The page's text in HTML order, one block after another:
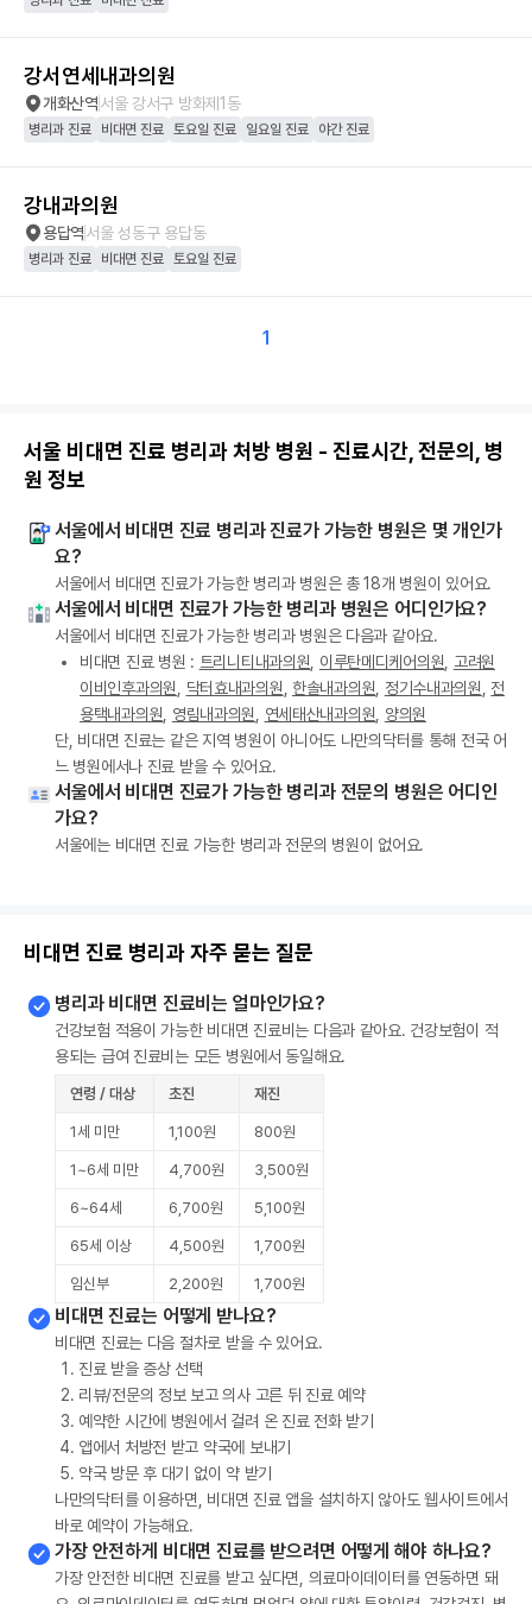
강서연세내과의원
개화산역서울 강서구 방화제1동
병리과 진료 비대면 진료 토요일 진료 일요일 진료 야간 진료
강내과의원
용답역서울 성동구 용답동
병리과 진료 비대면 진료 토요일 진료
1
서울 비대면 진료 병리과 처방 병원 - 진료시간, 전문의, 병
원 정보
서울에서 비대면 진료 병리과 진료가 가능한 병원은 몇 개인가
요?
서울에서 비대면 진료가 가능한 병리과 병원은 총 18개 병원이 있어요.
서울에서 비대면 진료가 가능한 병리과 병원은 어디인가요?
서울에서 비대면 진료가 가능한 병리과 병원은 다음과 같아요.
비대면 진료 병원 : 트리니티내과의원 이루탄메디케어의원
고려원
이비인후과의원
닥터효내과의원 한솔내과의원 정기수내과의원
전
용택내과의원
영림내과의원 연세태산내과의원
양의원
단, 비대면 진료는 같은 지역 병원이 아니어도 나만의닥터를 통해 전국 어
느 병원에서나 진료 받을 수 있어요.
서울에서 비대면 진료가 가능한 병리과 전문의 병원은 어디인
가요?
서울에는 비대면 진료 가능한 병리과 전문의 병원이 없어요.
비대면 진료 병리과 자주 묻는 질문
병리과 비대면 진료비는 얼마인가요?
건강보험 적용이 가능한 비대면 진료비는 다음과 같아요. 건강보험이 적
용되는 급여 진료비는 모든 병원에서 동일해요.
연령 / 대상 초진 재진
1세 미만 1,100원 800원
1~6세 미만 4,700원 3,500원
6~64세 6,700원 5,100원
65세 이상 4,500원 1,700원
임신부 2,200원 1,700원
비대면 진료는 어떻게 받나요?
비대면 진료는 다음 절차로 받을 수 있어요.
진료 받을 증상 선택
리뷰/전문의 정보 보고 의사 고른 뒤 진료 예약
예약한 시간에 병원에서 걸려 온 진료 전화 받기
앱에서 처방전 받고 약국에 보내기
약국 방문 후 대기 없이 약 받기
나만의닥터를 이용하면, 비대면 진료 앱을 설치하지 않아도 웹사이트에서
바로 예약이 가능해요.
가장 안전하게 비대면 진료를 받으려면 어떻게 해야 하나요?
가장 안전한 비대면 진료를 받고 싶다면, 의료마이데이터를 연동하면 돼